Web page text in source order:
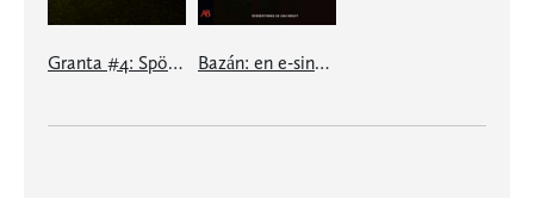
Granta #4: Spöken Bazán: en e-singel ur Granta #4